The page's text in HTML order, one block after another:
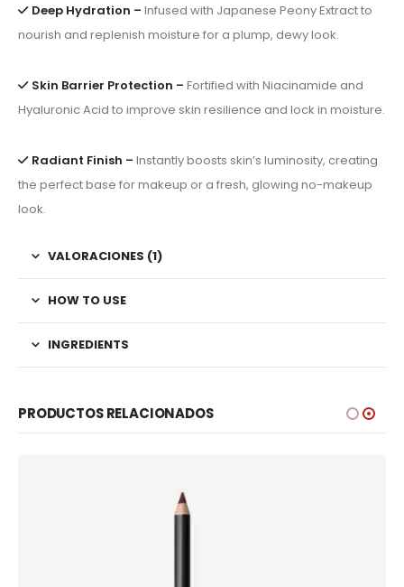
Deep Hydration – Infused with Japanese Peony Extract to
nourish and replenish moisture for a plump, dewy look.
Skin Barrier Protection – Fortified with Niacinamide and
Hyaluronic Acid to improve skin resilience and lock in moisture.
Radiant Finish – Instantly boosts skin’s luminosity, creating
the perfect base for makeup or a fresh, glowing no-makeup
look.
VALORACIONES (1)
HOW TO USE
INGREDIENTS
PRODUCTOS RELACIONADOS